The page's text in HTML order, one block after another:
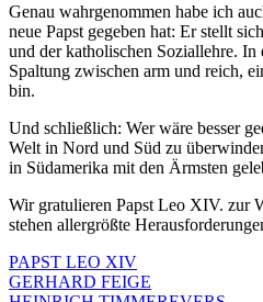
Genau wahrgenommen habe ich
neue Papst gegeben hat: Er stellt
und der katholischen Soziallehre. In
Spaltung zwischen arm und reich,
bin.
Und schließlich: Wer wäre besser
Welt in Nord und Süd zu
in Südamerika mit den Ärmsten
Wir gratulieren Papst Leo XIV. zur
stehen allergrößte
PAPST LEO XIV
GERHARD FEIGE